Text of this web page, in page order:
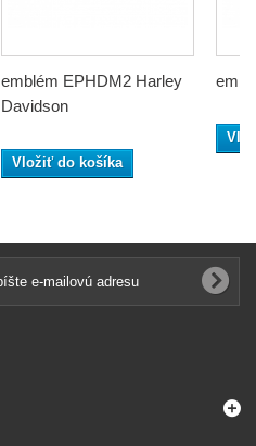
emblém EPHDM2 Harley
Davidson
Vložiť do košíka